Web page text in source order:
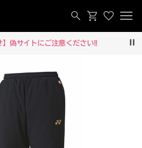
】偽サイトにご注意ください‼